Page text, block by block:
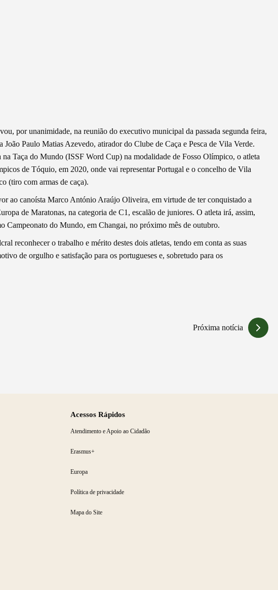
por unanimidade, na reunião do executivo municipal da passada segunda feira,
Paulo Matias Azevedo, atirador do Clube de Caça e Pesca de Vila Verde.
na Taça do Mundo (ISSF Word Cup) na modalidade de Fosso Olímpico, o atleta
de Tóquio, em 2020, onde vai representar Portugal e o concelho de Vila
(tiro com armas de caça).
ao canoísta Marco António Araújo Oliveira, em virtude de ter conquistado a
de Maratonas, na categoria de C1, escalão de juniores. O atleta irá, assim,
Campeonato do Mundo, em Changai, no próximo mês de outubro.
reconhecer o trabalho e mérito destes dois atletas, tendo em conta as suas
de orgulho e satisfação para os portugueses e, sobretudo para os
Próxima notícia
Acessos Rápidos
Atendimento e Apoio ao Cidadão
Erasmus+
Europa
Política de privacidade
Mapa do Site